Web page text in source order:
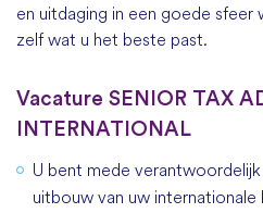
en uitdaging in een goede
zelf wat u het beste past.
Vacature SENIOR TAX
INTERNATIONAL
U bent mede
uitbouw van uw internationale